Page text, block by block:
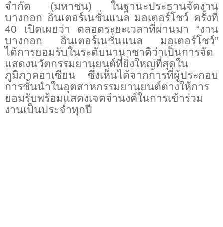
จำกัด (มหาชน) ในฐานะประธานจัดงาน
บางกอก อินเตอร์เนชั่นแนล มอเตอร์โชว์ ครั้งที่
40 เปิดเผยว่า ตลอดระยะเวลาที่ผ่านมา “งาน
บางกอก อินเตอร์เนชั่นแนล มอเตอร์โชว์”
ได้การยอมรับในระดับนานาชาติว่าเป็นการจัด
แสดงนวัตกรรมยานยนต์ที่ยิ่งใหญ่ที่สุดใน
ภูมิภาคอาเซียน ซึ่งเห็นได้จากการที่ผู้ประกอบ
การชั้นนำในอุตสาหกรรมยานยนต์ต่างให้การ
ยอมรับพร้อมแสดงเจตจำนงค์ในการเข้าร่วม
งานเป็นประจำทุกปี